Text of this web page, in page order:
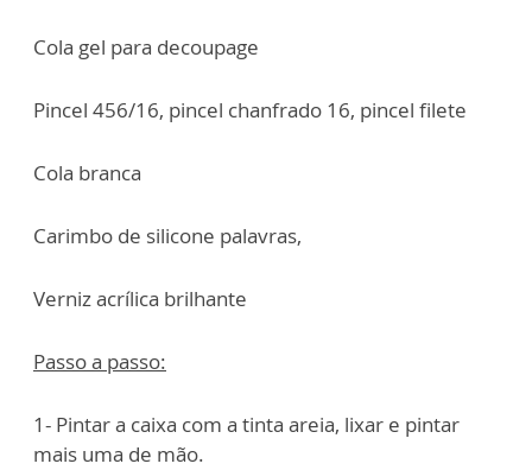
Cola gel para decoupage
Pincel 456/16, pincel chanfrado 16, pincel filete
Cola branca
Carimbo de silicone palavras,
Verniz acrílica brilhante
Passo a passo:
1- Pintar a caixa com a tinta areia, lixar e pintar
mais uma de mão.